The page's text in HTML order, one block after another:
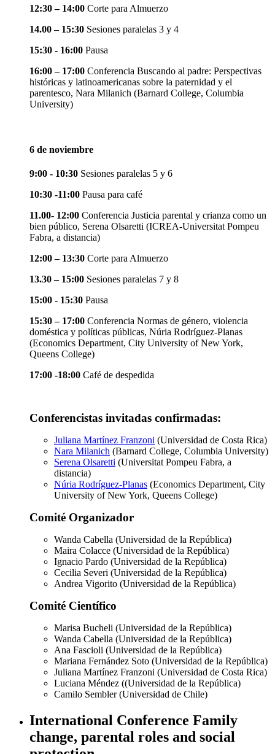
12:30 – 14:00 Corte para Almuerzo
14.00 – 15:30 Sesiones paralelas 3 y 4
15:30 - 16:00 Pausa
16:00 – 17:00 Conferencia Buscando al padre: Perspectivas
históricas y latinoamericanas sobre la paternidad y el
parentesco, Nara Milanich (Barnard College, Columbia
University)
6 de noviembre
9:00 - 10:30 Sesiones paralelas 5 y 6
10:30 -11:00 Pausa para café
11.00- 12:00 Conferencia Justicia parental y crianza como un
bien público, Serena Olsaretti (ICREA-Universitat Pompeu
Fabra, a distancia)
12:00 – 13:30 Corte para Almuerzo
13.30 – 15:00 Sesiones paralelas 7 y 8
15:00 - 15:30 Pausa
15:30 – 17:00 Conferencia Normas de género, violencia
doméstica y políticas públicas, Núria Rodríguez-Planas
(Economics Department, City University of New York,
Queens College)
17:00 -18:00 Café de despedida
Conferencistas invitadas confirmadas:
Juliana Martínez Franzoni (Universidad de Costa Rica)
Nara Milanich (Barnard College, Columbia University)
Serena Olsaretti (Universitat Pompeu Fabra, a
distancia)
Núria Rodríguez-Planas (Economics Department, City
University of New York, Queens College)
Comité Organizador
Wanda Cabella (Universidad de la República)
Maira Colacce (Universidad de la República)
Ignacio Pardo (Universidad de la República)
Cecilia Severi (Universidad de la República)
Andrea Vigorito (Universidad de la República)
Comité Científico
Marisa Bucheli (Universidad de la República)
Wanda Cabella (Universidad de la República)
Ana Fascioli (Universidad de la República)
Mariana Fernández Soto (Universidad de la República)
Juliana Martínez Franzoni (Universidad de Costa Rica)
Luciana Méndez ((Universidad de la República)
Camilo Sembler (Universidad de Chile)
International Conference Family
change, parental roles and social